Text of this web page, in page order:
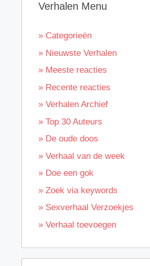
Verhalen Menu
» Categorieën
» Nieuwste Verhalen
» Meeste reacties
» Recente reacties
» Verhalen Archief
» Top 30 Auteurs
» De oude doos
» Verhaal van de week
» Doe een gok
» Zoek via keywords
» Sexverhaal Verzoekjes
» Verhaal toevoegen